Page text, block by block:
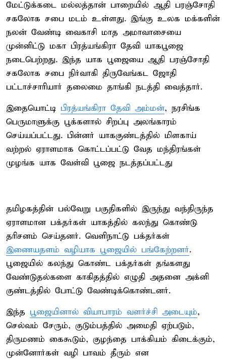
மேட்டுக்கடை மல்லத்தான் பாறையில் ஆதி பரஞ்சோதி
சகலோக சபை மடம் உள்ளது. இங்கு உலக மக்களின்
நலன் வேண்டி வைகாசி மாத அமாவாசையை
முன்னிட்டு மகா பிரத்யங்கிரா தேவி யாகபூஜை
நடைபெற்றது. இந்த யாக பூஜையை ஆதி பரஞ்சோதி
சகலோக சபை நிர்வாகி திருவேங்கட ஜோதி
பட்டாச்சாரியார் தலைமை தாங்கி நடத்தி வைத்தார்.
இதையொட்டி பிரத்யங்கிரா தேவி அம்மன், நரசிங்க
பெருமாளுக்கு பூக்களால் சிறப்பு அலங்காரம்
செய்யப்பட்டது. பின்னர் யாககுண்டத்தில் மிளகாய்
வற்றல் ஏராளமாக கொட்டப்பட்டு வேத மந்திரங்கள்
முழங்க யாக வேள்வி பூஜை நடத்தப்பட்டது
தமிழகத்தின் பல்வேறு பகுதிகளில் இருந்து வந்திருந்த
ஏராளமான பக்தர்கள் யாகத்தில் கலந்து கொண்டு
தரிசனம் செய்தனர். வெளிநாட்டு பக்தர்கள்
இணையதளம் வழியாக பூஜையில் பங்கேற்றனர்.
பூஜையில் கலந்து கொண்ட பக்தர்கள் தங்களது
வேண்டுதல்களை காகிதத்தில் எழுதி அதனை அக்னி
குண்டத்தில் போட்டு வேண்டிக்கொண்டனர்.
இந்த பூஜையினால் வியாபாரம் வளர்ச்சி அடையும்,
செல்வம் சேரும், குடும்பத்தில் அமைதி ஏற்படும்,
திருமணம் கைகூடும், குழந்தை பாக்கியம் கிடைக்கும்,
முன்னோர்கள் வழி பாவம் தீரும் என